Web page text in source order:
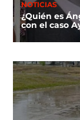
NOTICIAS
¿Quién es
con el caso